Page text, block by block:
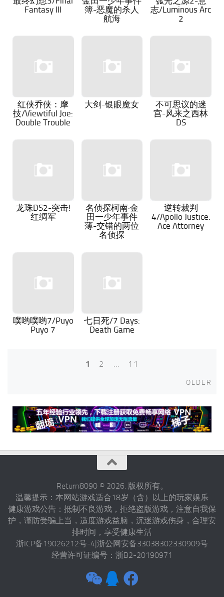
Fantasy III
簿-恶魔的杀人
航海
志/Luminous Arc
2
红侠乔侠：摩
技/Viewtiful Joe:
Double Trouble
大剑-银眼魔女
不可思议的迷
宫-风来之西林
DS
龙珠DS2-突击!
红绸军
名侦探柯南·金
田一少年事件
薄-交错的两位
名侦探
逆转裁判
4/Apollo Justice:
Ace Attorney
噗哟噗哟7/Puyo
Puyo 7
七日死/7 Days:
Death Game
1 2 …
11
OLDER
Return8090 © 2026. 版权所有。
温馨提示：本网站游戏适合18岁（含）以上的玩家娱乐
健康游戏公告：抵制不良游戏，拒绝盗版游戏，注意自我保
护，谨防受骗上当，适度游戏益脑，沉迷游戏伤身，合理安
排时间，享受健康生活
浙ICP备19026212号-4|浙公网安备33038302330909号
经营许可证编号：浙B2-20190971